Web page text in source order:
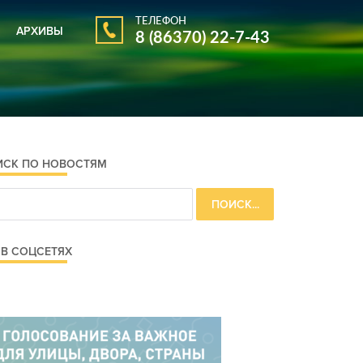
АРХИВЫ
АРХИВ ГАЗЕТЫ
АРХИВ НОВОСТЕЙ
ТЕЛЕФОН
8 (86370) 22-7-43
ПО НОВОСТЯМ
СОЦСЕТЯХ